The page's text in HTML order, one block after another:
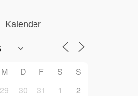
Kalender
M D F S
S
29 30 31 1
2